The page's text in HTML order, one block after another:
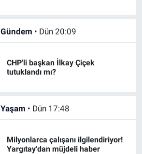
Gündem • Dün 20:09
CHP'li başkan İlkay Çiçek
tutuklandı mı?
Yaşam • Dün 17:48
Milyonlarca çalışanı ilgilendiriyor!
Yargıtay'dan müjdeli haber